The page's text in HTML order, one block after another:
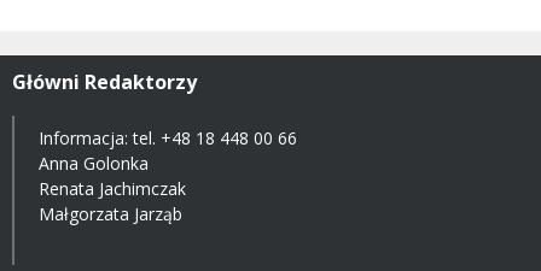
Główni Redaktorzy
Informacja: tel. +48 18 448 00 66
Anna Golonka
Renata Jachimczak
Małgorzata Jarząb